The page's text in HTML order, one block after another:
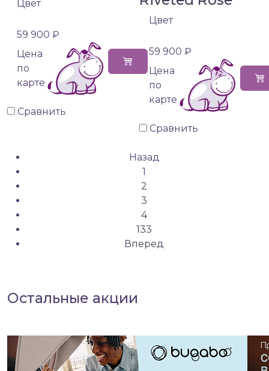
Цвет
59 900 ₽
Цена
по
карте
Сравнить
Цвет
59 900 ₽
Цена
по
карте
Сравнить
Назад
1
2
3
4
133
Вперед
Остальные акции